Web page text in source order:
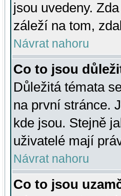
jsou uvedeny.
záleží na tom,
Návrat nahoru
Co to jsou
Důležitá témata
na první stránce.
kde jsou. Stejně
uživatelé mají
Návrat nahoru
Co to jsou